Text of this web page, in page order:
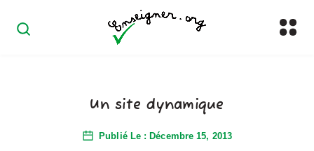
Un site dynamique
Publié Le : Décembre 15, 2013